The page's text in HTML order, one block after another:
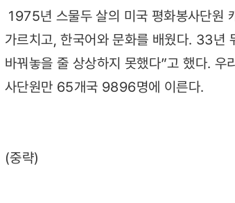
해외
봉사
활동
1975년 스물두 살의 미국 평화봉사단원
가르치고, 한국어와 문화를 배웠다. 33년
바꿔놓을 줄 상상하지 못했다”고 했다.
사단원만 65개국 9896명에 이른다.
(중략)